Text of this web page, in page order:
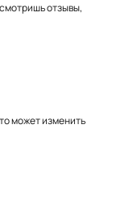
отзывы,
может изменить